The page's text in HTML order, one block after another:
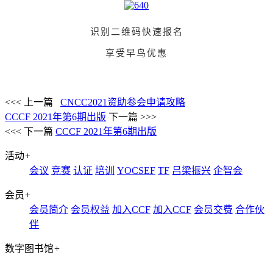
识别二维码快速报名
享受早鸟优惠
<<< 上一篇
CNCC2021资助参会申请攻略
CCCF 2021年第6期出版 下一篇 >>>
<<< 下一篇 CCCF 2021年第6期出版
活动+
会议 竞赛 认证 培训 YOCSEF TF 吕梁振兴 企智会
会员+
会员简介 会员权益 加入CCF 加入CCF 会员交费 合作伙
伴
数字图书馆+